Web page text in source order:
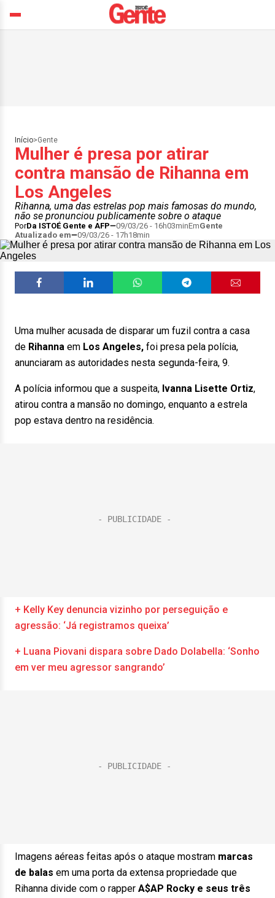
Início>Gente
Mulher é presa por atirar
contra mansão de Rihanna em
Los Angeles
Rihanna, uma das estrelas pop mais famosas do mundo,
não se pronunciou publicamente sobre o ataque
PorDa ISTOÉ Gente e AFP 09/03/26 - 16h03minEmGente
Atualizado em
09/03/26 - 17h18min
Uma mulher acusada de disparar um fuzil contra a casa
de Rihanna em Los Angeles, foi presa pela polícia,
anunciaram as autoridades nesta segunda-feira, 9.
A polícia informou que a suspeita, Ivanna Lisette Ortiz,
atirou contra a mansão no domingo, enquanto a estrela
pop estava dentro na residência.
+ Kelly Key denuncia vizinho por perseguição e
agressão: ‘Já registramos queixa’
+ Luana Piovani dispara sobre Dado Dolabella: ‘Sonho
em ver meu agressor sangrando’
Imagens aéreas feitas após o ataque mostram marcas
de balas em uma porta da extensa propriedade que
Rihanna divide com o rapper A$AP Rocky e seus três